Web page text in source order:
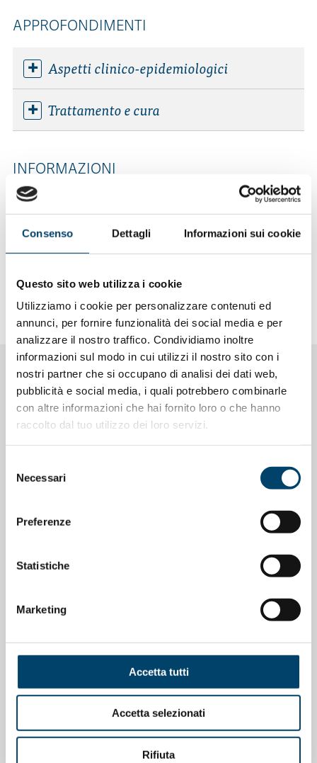
Consenso Dettagli Informazioni sui cookie
Questo sito web utilizza i cookie
Utilizziamo i cookie per personalizzare contenuti ed
annunci, per fornire funzionalità dei social media e per
analizzare il nostro traffico. Condividiamo inoltre
informazioni sul modo in cui utilizzi il nostro sito con i
nostri partner che si occupano di analisi dei dati web,
pubblicità e social media, i quali potrebbero combinarle
con altre informazioni che hai fornito loro o che hanno
raccolto dal tuo utilizzo dei loro servizi.
delNecessari
Preferenze
Statistiche
Marketing
Accetta tutti
Accetta selezionati
Rifiuta
APPROFONDIMENTI
Aspetti clinico-epidemiologici
Trattamento e cura
INFORMAZIONI
Dove curarsi
Associazioni di pazienti
Link utili
PROGETTI CORRELATI
IMPATTO COGNITIVO
NELLA SCLEROSI MULTIPLA
L'importanza della prevenzione della
LE